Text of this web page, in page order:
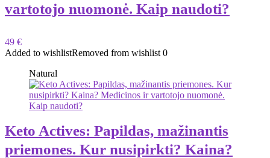
vartotojo nuomonė. Kaip naudoti?
49 €
Added to wishlistRemoved from wishlist 0
Natural
Keto Actives: Papildas, mažinantis
priemones. Kur nusipirkti? Kaina?